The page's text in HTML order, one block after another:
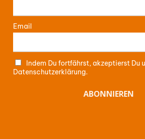
Email
Indem Du fortfährst, akzeptierst Du
Datenschutzerklärung.